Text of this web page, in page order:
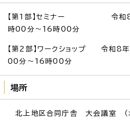
【第1部】セミナー 令和8
時00分～16時00分
【第2部】ワークショップ 令和8
00分～16時00分
場所
北上地区合同庁舎 大会議室 （